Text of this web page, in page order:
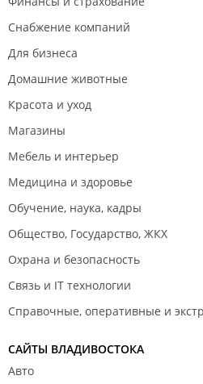
Снабжение компаний
Для бизнеса
Домашние животные
Красота и уход
Магазины
Мебель и интерьер
Медицина и здоровье
Обучение, наука, кадры
Общество, Государство, ЖКХ
Охрана и безопасность
Связь и IT технологии
Справочные, оперативные и
САЙТЫ ВЛАДИВОСТОКА
Авто